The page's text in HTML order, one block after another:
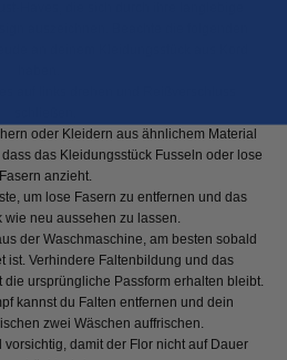
oder Kleidern aus ähnlichem Material
das Kleidungsstück Fusseln oder lose
Fasern anzieht.
um lose Fasern zu entfernen und das
wie neu aussehen zu lassen.
der Waschmaschine, am besten sobald
ist. Verhindere Faltenbildung und das
die ursprüngliche Passform erhalten bleibt.
kannst du Falten entfernen und dein
zwei Wäschen auffrischen.
damit der Flor nicht auf Dauer